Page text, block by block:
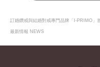
訂婚鑽戒與結婚對戒專門品牌「I-PRIMO」
最新情報 NEWS